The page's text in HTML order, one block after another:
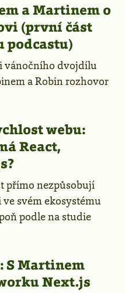
a Martinem o
(první část
podcastu)
vánočního dvojdílu
a Robin rozhovor
webu:
React,
přímo nezpůsobují
svém ekosystému
podle na studie
S Martinem
Next.js